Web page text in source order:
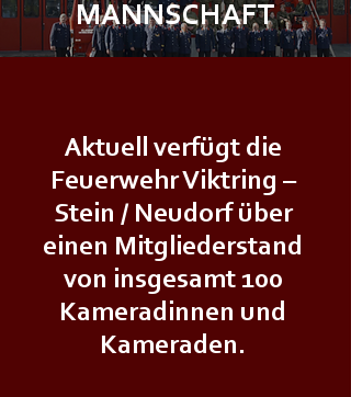
MANNSCHAFT
Aktuell verfügt die
Feuerwehr Viktring –
Stein / Neudorf über
einen Mitgliederstand
von insgesamt 100
Kameradinnen und
Kameraden.